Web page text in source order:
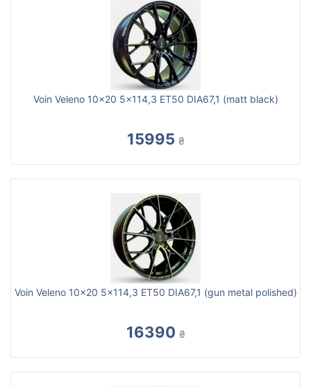
Voin Veleno 10x20 5x114,3 ET50 DIA67,1 (matt black)
15995 ₴
Voin Veleno 10x20 5x114,3 ET50 DIA67,1 (gun metal polished)
16390 ₴